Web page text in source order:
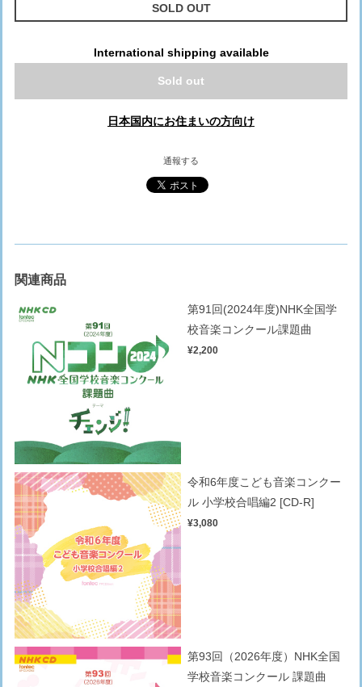
SOLD OUT
International shipping available
Sold out
日本国内にお住まいの方向け
通報する
関連商品
第91回(2024年度)NHK全国学
校音楽コンクール課題曲
¥2,200
令和6年度こども音楽コンクー
ル 小学校合唱編2 [CD-R]
¥3,080
第93回（2026年度）NHK全国
学校音楽コンクール 課題曲